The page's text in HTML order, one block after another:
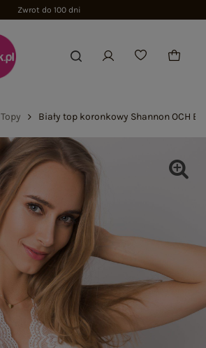
Zwrot do 100 dni
Topy Biały top koronkowy Shannon OCH